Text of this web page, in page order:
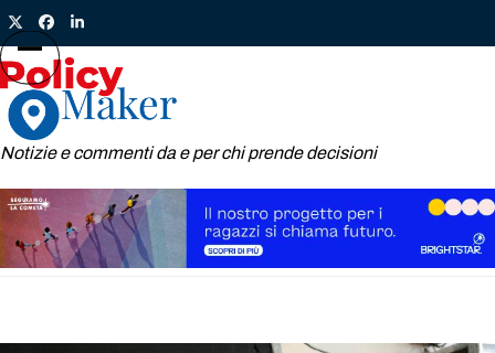
Skip
to
content
TwitterFacebook
LinkedIn
Notizie e commenti da e per chi prende decisioni
Open
mobile
menu
Close
mobile
menu